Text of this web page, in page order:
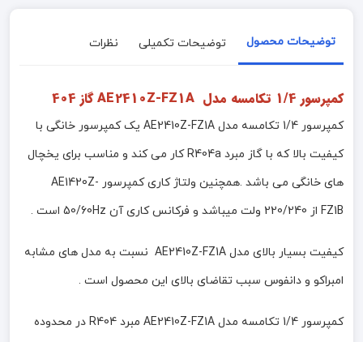
توضیحات محصول توضیحات تکمیلی نظرات
کمپرسور 1/4 تکامسه مدل AE2410Z-FZ1A گاز 404
کمپرسور 1/4 تکامسه مدل AE2410Z-FZ1A یک کمپرسور خانگی با
کیفیت بالا که با گاز مبرد R404a کار می کند و مناسب برای یخچال
های خانگی می باشد .همچنین ولتاژ کاری کمپرسور AE1420Z-
FZ1B از 220/240 ولت میباشد و فرکانس کاری آن 50/60Hz است .
کیفیت بسیار بالای مدل AE2410Z-FZ1A نسبت به مدل های مشابه
امبراکو و دانفوس سبب تقاضای بالای این محصول است .
کمپرسور 1/4 تکامسه مدل AE2410Z-FZ1A مبرد R404 در محدوده